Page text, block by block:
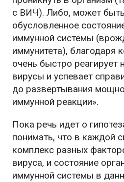
с ВИЧ). Либо, может
обусловленное
иммунной системы
иммунитета), благодаря
очень быстро реагирует
вирусы и успевает
до развертывания
иммунной реакции».
Пока речь идет о
понимать, что в каждой
комплекс разных
вируса, и состояние
иммунной системы в